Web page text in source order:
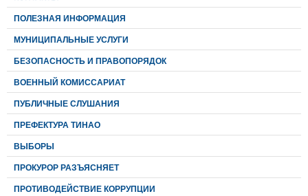
ПОЛЕЗНАЯ ИНФОРМАЦИЯ
МУНИЦИПАЛЬНЫЕ УСЛУГИ
БЕЗОПАСНОСТЬ И ПРАВОПОРЯДОК
ВОЕННЫЙ КОМИССАРИАТ
ПУБЛИЧНЫЕ СЛУШАНИЯ
ПРЕФЕКТУРА ТИНАО
ВЫБОРЫ
ПРОКУРОР РАЗЪЯСНЯЕТ
ПРОТИВОДЕЙСТВИЕ КОРРУПЦИИ